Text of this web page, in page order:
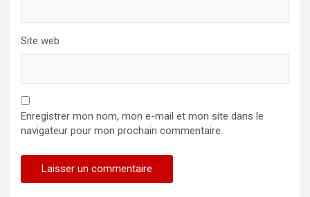
Site web
Enregistrer mon nom, mon e-mail et mon site dans le
navigateur pour mon prochain commentaire.